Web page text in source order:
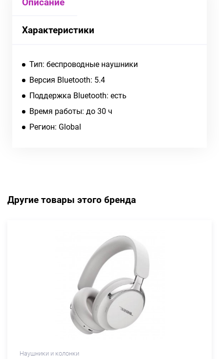
Характеристики
Тип: беспроводные наушники
Версия Bluetooth: 5.4
Поддержка Bluetooth: есть
Время работы: до 30 ч
Регион: Global
Другие товары этого бренда
Наушники и колонки